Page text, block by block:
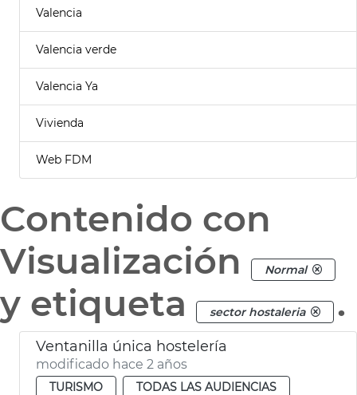
Valencia
Valencia verde
Valencia Ya
Vivienda
Web FDM
Contenido con
Visualización
Normal
y etiqueta sector hostaleria .
Ventanilla única hostelería
modificado hace 2 años
TURISMO
TODAS LAS AUDIENCIAS